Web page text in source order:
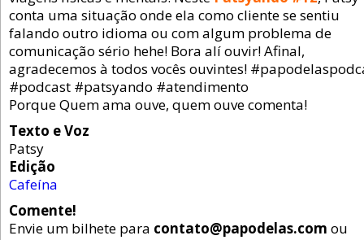
conta uma situação onde ela como cliente se sentiu
falando outro idioma ou com algum problema de
comunicação sério hehe! Bora alí ouvir! Afinal,
agradecemos à todos vocês ouvintes!
#podcast #patsyando #atendimento
Porque Quem ama ouve, quem ouve comenta!
Texto e Voz
Patsy
Edição
Cafeína
Comente!
Envie um bilhete para contato@papodelas.com ou